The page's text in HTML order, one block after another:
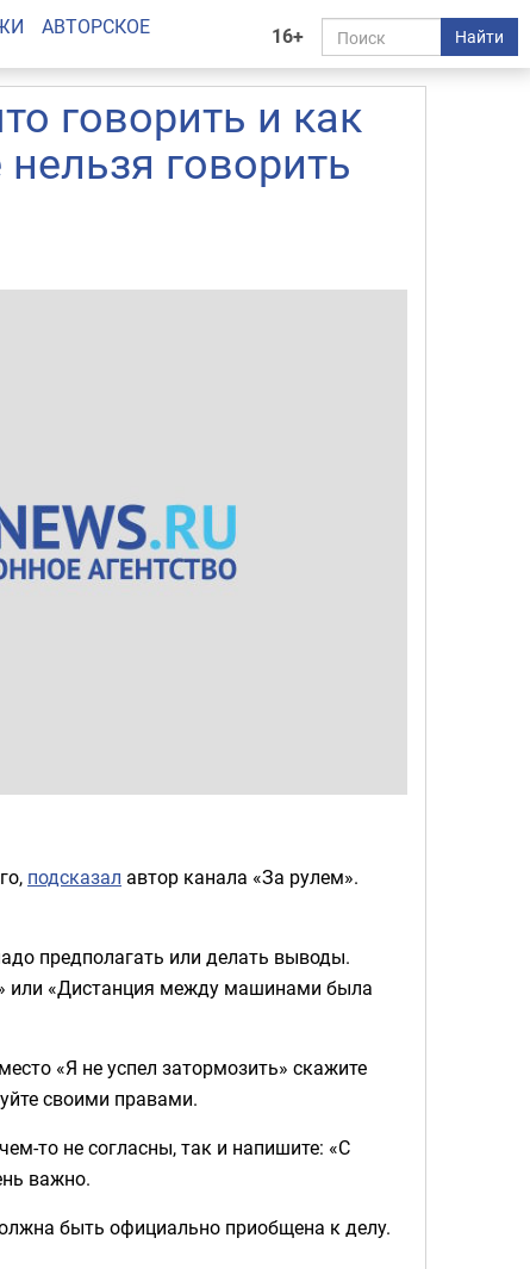
16+ Найти
АВТОРСКОЕ
говорить и как
говорить
подсказал автор канала «За рулем».
предполагать или делать выводы.
или «Дистанция между машинами была
«Я не успел затормозить» скажите
своими правами.
то не согласны, так и напишите: «С
важно.
быть официально приобщена к делу.